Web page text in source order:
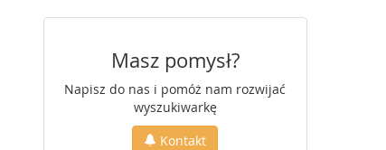
Masz pomysł?
Napisz do nas i pomóż nam rozwijać
wyszukiwarkę
Kontakt